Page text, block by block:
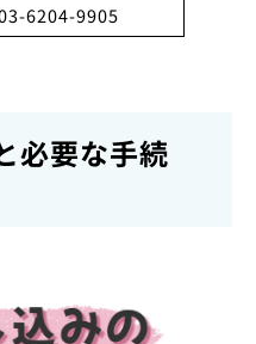
6204-9905
必要な手続